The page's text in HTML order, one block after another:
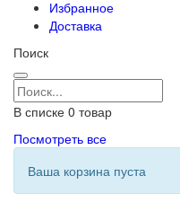
Избранное
Доставка
Поиск
В списке 0 товар
Посмотреть все
Ваша корзина пуста